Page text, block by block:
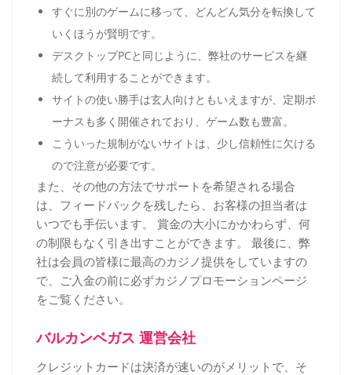
すぐに別のゲームに移って、どんどん気分を転換して
いくほうが賢明です。
デスクトップPCと同じように、弊社のサービスを継
続して利用することができます。
サイトの使い勝手は玄人向けともいえますが、定期ボ
ーナスも多く開催されており、ゲーム数も豊富。
こういった規制がないサイトは、少し信頼性に欠ける
ので注意が必要です。
また、その他の方法でサポートを希望される場合
は、フィードバックを残したら、お客様の担当者は
いつでも手伝います。 賞金の大小にかかわらず、何
の制限もなく引き出すことができます。 最後に、弊
社は会員の皆様に最高のカジノ提供をしていますの
で、ご入金の前に必ずカジノプロモーションページ
をご覧ください。
バルカンベガス 運営会社
クレジットカードは決済が速いのがメリットで、そ